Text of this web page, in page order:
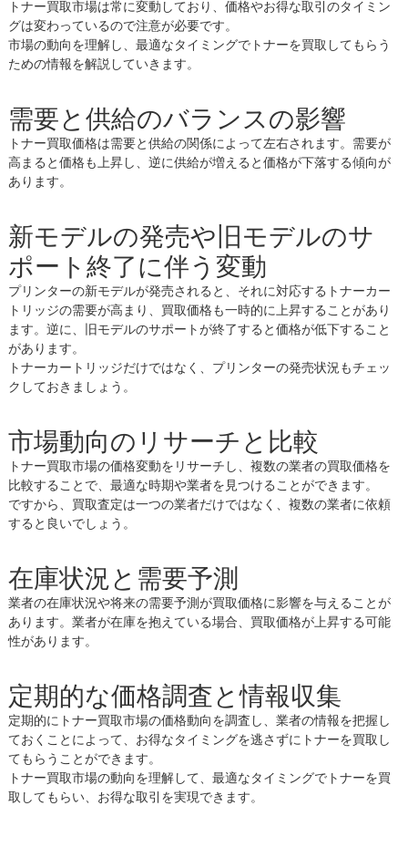
トナー買取市場は常に変動しており、価格やお得な取引のタイミン
グは変わっているので注意が必要です。
市場の動向を理解し、最適なタイミングでトナーを買取してもらう
ための情報を解説していきます。
需要と供給のバランスの影響
トナー買取価格は需要と供給の関係によって左右されます。需要が
高まると価格も上昇し、逆に供給が増えると価格が下落する傾向が
あります。
新モデルの発売や旧モデルのサ
ポート終了に伴う変動
プリンターの新モデルが発売されると、それに対応するトナーカー
トリッジの需要が高まり、買取価格も一時的に上昇することがあり
ます。逆に、旧モデルのサポートが終了すると価格が低下すること
があります。
トナーカートリッジだけではなく、プリンターの発売状況もチェッ
クしておきましょう。
市場動向のリサーチと比較
トナー買取市場の価格変動をリサーチし、複数の業者の買取価格を
比較することで、最適な時期や業者を見つけることができます。
ですから、買取査定は一つの業者だけではなく、複数の業者に依頼
すると良いでしょう。
在庫状況と需要予測
業者の在庫状況や将来の需要予測が買取価格に影響を与えることが
あります。業者が在庫を抱えている場合、買取価格が上昇する可能
性があります。
定期的な価格調査と情報収集
定期的にトナー買取市場の価格動向を調査し、業者の情報を把握し
ておくことによって、お得なタイミングを逃さずにトナーを買取し
てもらうことができます。
トナー買取市場の動向を理解して、最適なタイミングでトナーを買
取してもらい、お得な取引を実現できます。